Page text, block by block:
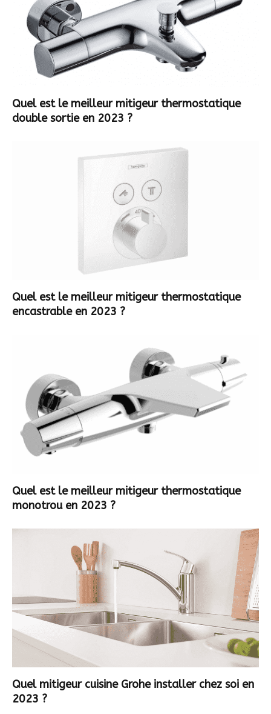
Quel est le meilleur mitigeur thermostatique
double sortie en 2023 ?
Quel est le meilleur mitigeur thermostatique
encastrable en 2023 ?
Quel est le meilleur mitigeur thermostatique
monotrou en 2023 ?
Quel mitigeur cuisine Grohe installer chez soi en
2023 ?